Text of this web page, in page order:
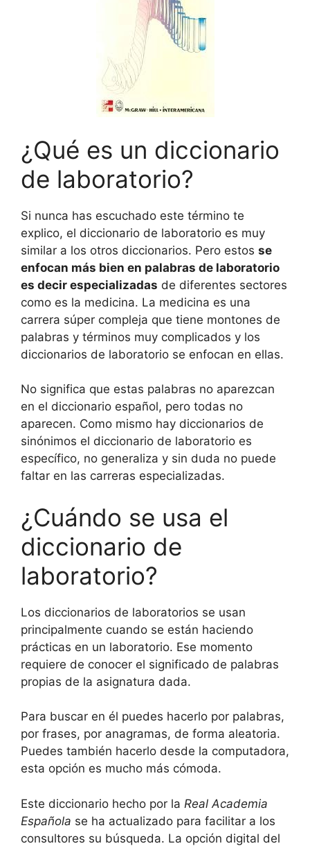
¿Qué es un diccionario
de laboratorio?
Si nunca has escuchado este término te
explico, el diccionario de laboratorio es muy
similar a los otros diccionarios. Pero estos se
enfocan más bien en palabras de laboratorio
es decir especializadas de diferentes sectores
como es la medicina. La medicina es una
carrera súper compleja que tiene montones de
palabras y términos muy complicados y los
diccionarios de laboratorio se enfocan en ellas.
No significa que estas palabras no aparezcan
en el diccionario español, pero todas no
aparecen. Como mismo hay diccionarios de
sinónimos el diccionario de laboratorio es
específico, no generaliza y sin duda no puede
faltar en las carreras especializadas.
¿Cuándo se usa el
diccionario de
laboratorio?
Los diccionarios de laboratorios se usan
principalmente cuando se están haciendo
prácticas en un laboratorio. Ese momento
requiere de conocer el significado de palabras
propias de la asignatura dada.
Para buscar en él puedes hacerlo por palabras,
por frases, por anagramas, de forma aleatoria.
Puedes también hacerlo desde la computadora,
esta opción es mucho más cómoda.
Este diccionario hecho por la Real Academia
Española se ha actualizado para facilitar a los
consultores su búsqueda. La opción digital del